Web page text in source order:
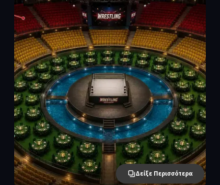
Δείξε Περισσότερα